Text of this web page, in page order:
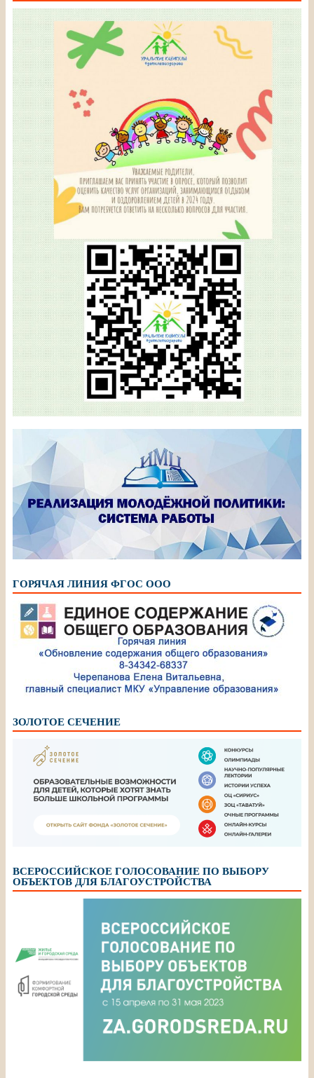
ГОРЯЧАЯ ЛИНИЯ ФГОС ООО
ЗОЛОТОЕ СЕЧЕНИЕ
ВСЕРОССИЙСКОЕ ГОЛОСОВАНИЕ ПО ВЫБОРУ
ОБЪЕКТОВ ДЛЯ БЛАГОУСТРОЙСТВА